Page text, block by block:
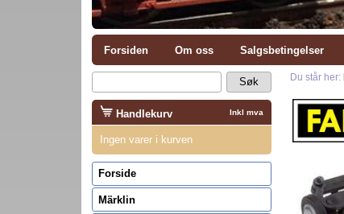
Forsiden Om oss Salgsbetingelser
Du står her:
Inkl mva
Handlekurv
Ingen varer i kurven
Forside
Märklin